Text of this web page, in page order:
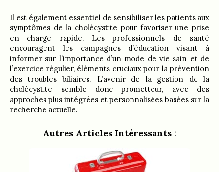
Il est également essentiel de sensibiliser les patients aux
symptômes de la cholécystite pour favoriser une prise
en charge rapide. Les professionnels de santé
encouragent les campagnes d’éducation visant à
informer sur l’importance d’un mode de vie sain et de
l’exercice régulier, éléments cruciaux pour la prévention
des troubles biliaires. L’avenir de la gestion de la
cholécystite semble donc prometteur, avec des
approches plus intégrées et personnalisées basées sur la
recherche actuelle.
Autres Articles Intéressants :